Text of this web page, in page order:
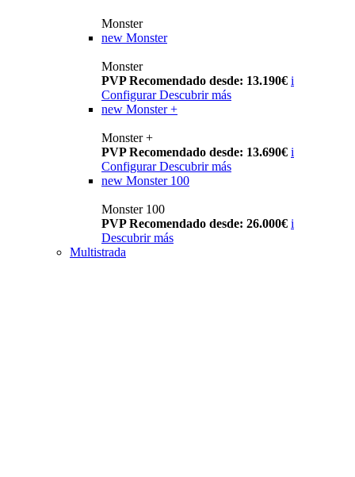
Monster
new Monster
Monster
PVP Recomendado desde: 13.190€ i
Configurar Descubrir más
new Monster +
Monster +
PVP Recomendado desde: 13.690€ i
Configurar Descubrir más
new Monster 100
Monster 100
PVP Recomendado desde: 26.000€ i
Descubrir más
Multistrada